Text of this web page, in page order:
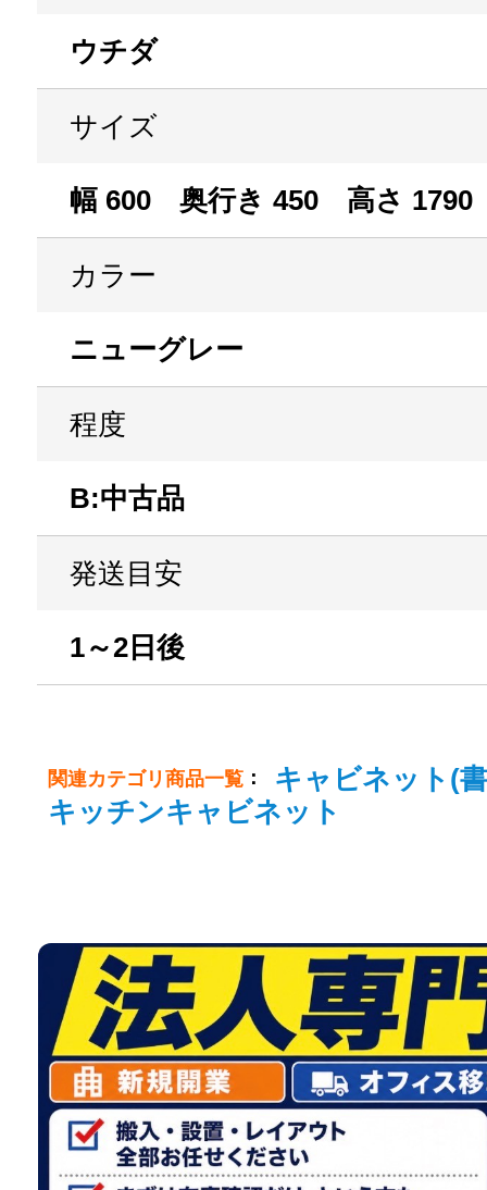
ウチダ
サイズ
幅 600 奥行き 450 高さ 1790
カラー
ニューグレー
程度
B:中古品
発送目安
1～2日後
関連カテゴリ商品一覧 ：
キャビネット(
キッチンキャビネット